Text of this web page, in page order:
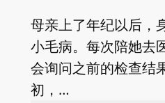
母亲上了年纪以后，
小毛病。每次陪她去
会询问之前的检查结
初，…